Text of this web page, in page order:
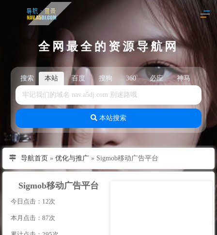
全网最全的资源导航网
搜索 本站 百度 搜狗 360 必应 神马 头
本站搜索
导航首页 » 优化与推广» Sigmob移动广告平台
Sigmob移动广告平台
今日点击：12次
本月点击：87次